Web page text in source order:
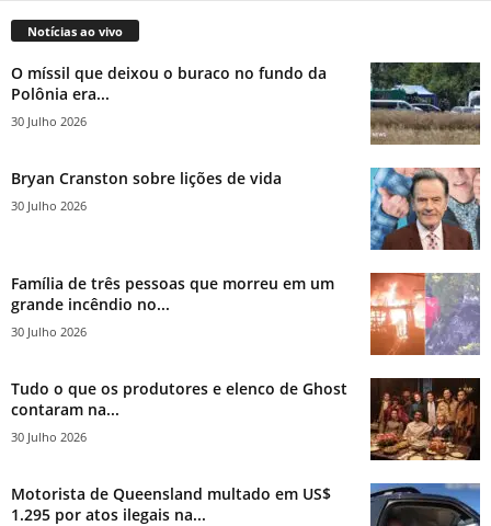
Notícias ao vivo
O míssil que deixou o buraco no fundo da
Polônia era...
30 Julho 2026
Bryan Cranston sobre lições de vida
30 Julho 2026
Família de três pessoas que morreu em um
grande incêndio no...
30 Julho 2026
Tudo o que os produtores e elenco de Ghost
contaram na...
30 Julho 2026
Motorista de Queensland multado em US$
1.295 por atos ilegais na...